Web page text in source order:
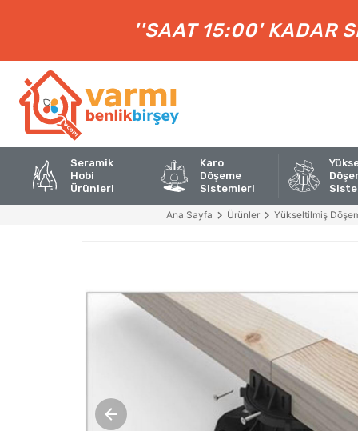
''SAAT 15:00' KADAR
Seramik
Hobi
Ürünleri
Karo
Döşeme
Sistemleri
Ana Sayfa Ürünler Yükseltilmiş